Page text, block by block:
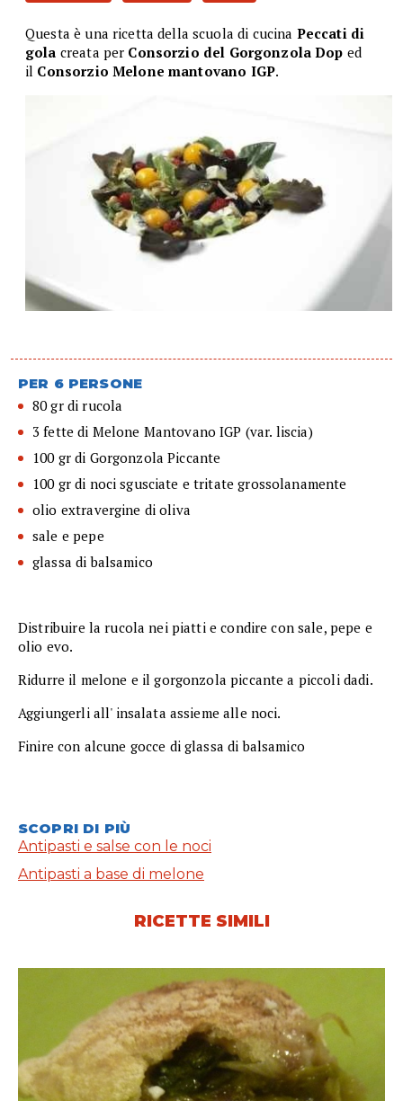
Questa è una ricetta della scuola di cucina Peccati di
gola creata per Consorzio del Gorgonzola Dop ed
il Consorzio Melone mantovano IGP.
PER 6 PERSONE
80 gr di rucola
3 fette di Melone Mantovano IGP (var. liscia)
100 gr di Gorgonzola Piccante
100 gr di noci sgusciate e tritate grossolanamente
olio extravergine di oliva
sale e pepe
glassa di balsamico
Distribuire la rucola nei piatti e condire con sale, pepe e
olio evo.
Ridurre il melone e il gorgonzola piccante a piccoli dadi.
Aggiungerli all' insalata assieme alle noci.
Finire con alcune gocce di glassa di balsamico
SCOPRI DI PIÙ
Antipasti e salse con le noci
Antipasti a base di melone
RICETTE SIMILI